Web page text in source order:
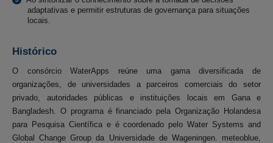
adaptativas e permitir estruturas de governança para situações
locais.
Histórico
O consórcio WaterApps reúne uma gama diversificada de
organizações, de universidades a parceiros comerciais do setor
privado, autoridades públicas e instituições locais em Gana e
Bangladesh. O programa é financiado pela Organização Holandesa
para Pesquisa Científica e é coordenado pelo Water Systems and
Global Change Group da Universidade de Wageningen. meteoblue,